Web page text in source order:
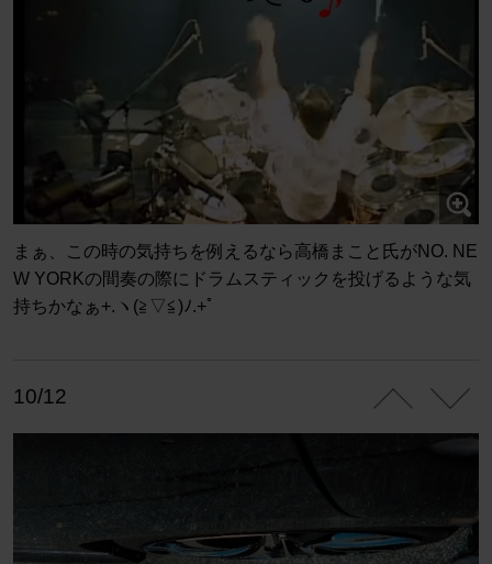
まぁ、この時の気持ちを例えるなら高橋まこと氏がNO. NE
W YORKの間奏の際にドラムスティックを投げるような気
持ちかなぁ+.ヽ(≧▽≦)ﾉ.+ﾟ
10/12